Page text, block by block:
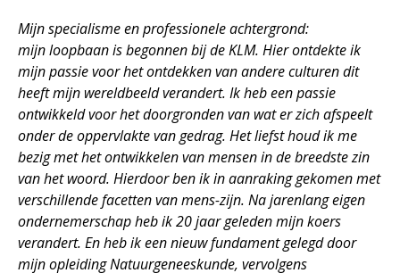
Mijn specialisme en professionele achtergrond:
mijn loopbaan is begonnen bij de KLM. Hier ontdekte ik
mijn passie voor het ontdekken van andere culturen dit
heeft mijn wereldbeeld verandert. Ik heb een passie
ontwikkeld voor het doorgronden van wat er zich afspeelt
onder de oppervlakte van gedrag. Het liefst houd ik me
bezig met het ontwikkelen van mensen in de breedste zin
van het woord. Hierdoor ben ik in aanraking gekomen met
verschillende facetten van mens-zijn. Na jarenlang eigen
ondernemerschap heb ik 20 jaar geleden mijn koers
verandert. En heb ik een nieuw fundament gelegd door
mijn opleiding Natuurgeneeskunde, vervolgens